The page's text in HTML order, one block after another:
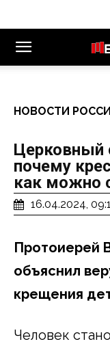
НОВОСТИ
Церковный
почему
как можно
16.04.2024,
Протоиерей
объяснил
крещения
Человек